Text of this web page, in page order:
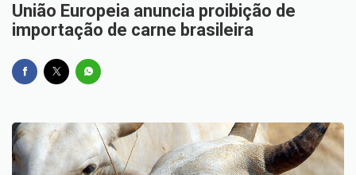
União Europeia anuncia proibição de
importação de carne brasileira